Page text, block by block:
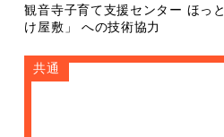
観音寺子育て支援センター ほっ
け屋敷」 への技術協力
共通